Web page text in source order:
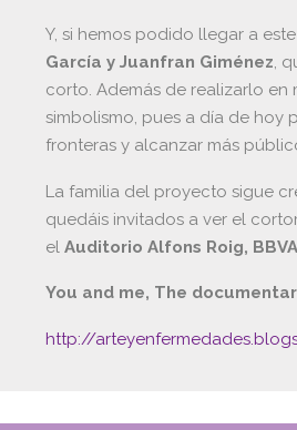
Y, si hemos podido llegar a
García y Juanfran Giménez,
corto. Además de realizarlo
simbolismo, pues a día de hoy
fronteras y alcanzar más
La familia del proyecto sigue
quedáis invitados a ver el
el Auditorio Alfons Roig,
You and me, The
http://